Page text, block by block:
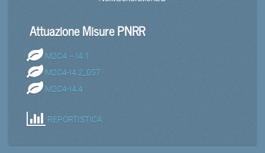
Attuazione Misure PNRR
M2C4 – I4.1
M2C4-I4.2_057
M2C4-I4.4
REPORTISTICA